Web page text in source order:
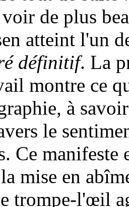
de plus
atteint l'un
définitif. La
montre ce
à
le
Ce manifeste
mise en
trompe-l'œil